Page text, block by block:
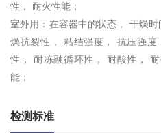
性， 耐火性能；
室外用：在容器中的状态， 干燥
燥抗裂性， 粘结强度， 抗压强
性， 耐冻融循环性， 耐酸性，
能；
检测标准